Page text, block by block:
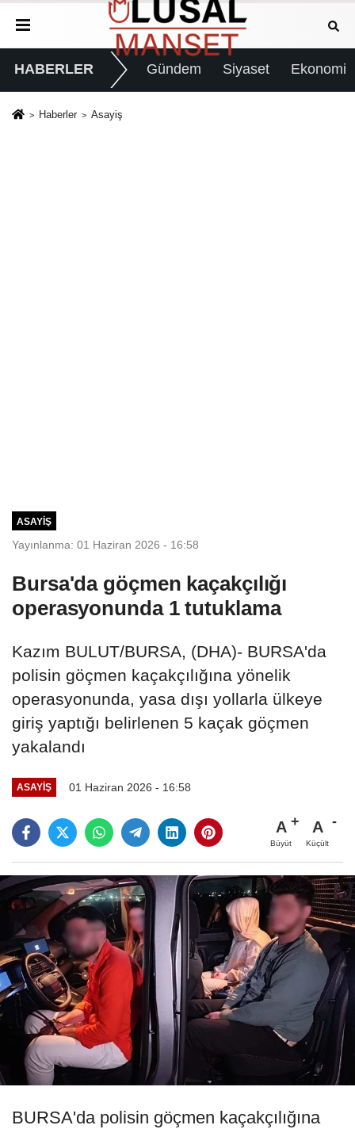
HABERLER Gündem Siyaset Ekonomi
Haberler Asayiş
ASAYIŞ
Yayınlanma: 01 Haziran 2026 - 16:58
Bursa'da göçmen kaçakçılığı
operasyonunda 1 tutuklama
Kazım BULUT/BURSA, (DHA)- BURSA'da
polisin göçmen kaçakçılığına yönelik
operasyonunda, yasa dışı yollarla ülkeye
giriş yaptığı belirlenen 5 kaçak göçmen
yakalandı
ASAYIŞ 01 Haziran 2026 - 16:58
A
Büyüt
A
Küçült
BURSA'da polisin göçmen kaçakçılığına